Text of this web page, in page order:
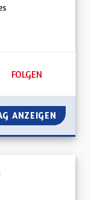
52 FOLLOWER
FOLGEN
HAUT-RHINOIS,
ANZEIGEN HAUT-